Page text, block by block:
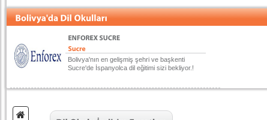
Bolivya'nın en gelişmiş şehri ve başkenti
Sucre'de İspanyolca dil eğitimi sizi bekliyor.!